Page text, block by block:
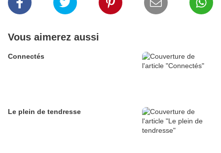
Vous aimerez aussi
Connectés
Le plein de tendresse